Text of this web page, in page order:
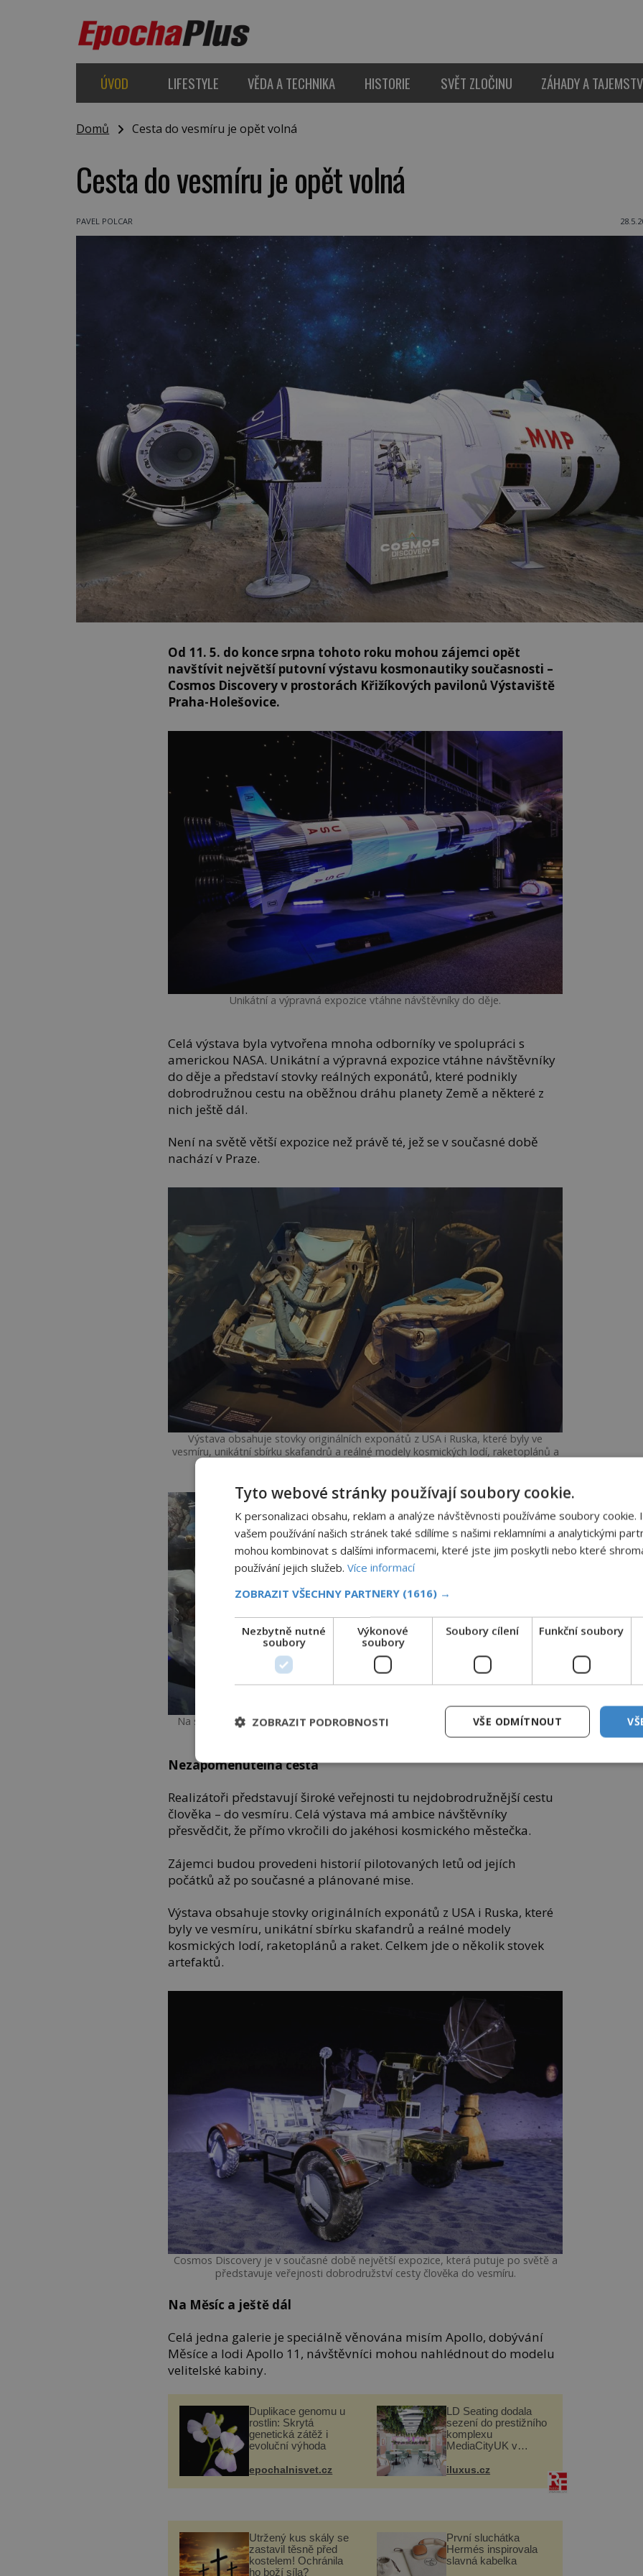
ÚVOD LIFESTYLE VĚDA A TECHNIKA HISTORIE SVĚT ZLOČINU ZÁHADY A
Domů Cesta do vesmíru je opět volná
Cesta do vesmíru je opět volná
PAVEL POLCAR
Od 11. 5. do konce srpna tohoto roku mohou zájemci opět
navštívit největší putovní výstavu kosmonautiky současnosti –
Cosmos Discovery v prostorách Křižíkových pavilonů Výstaviště
Praha-Holešovice.
Unikátní a výpravná expozice vtáhne návštěvníky do děje.
Celá výstava byla vytvořena mnoha odborníky ve spolupráci s
americkou NASA. Unikátní a výpravná expozice vtáhne návštěvníky
do děje a představí stovky reálných exponátů, které podnikly
dobrodružnou cestu na oběžnou dráhu planety Země a některé z
nich ještě dál.
Není na světě větší expozice než právě té, jež se v současné době
nachází v Praze.
Výstava obsahuje stovky originálních exponátů z USA i Ruska, které byly ve
vesmíru, unikátní sbírku skafandrů a reálné modely kosmických lodí, raketoplánů a
Na své si přijdou všechny generace a speciální program je připraven i pro školní
Nezapomenutelná cesta
Realizátoři představují široké veřejnosti tu nejdobrodružnější cestu
člověka – do vesmíru. Celá výstava má ambice návštěvníky
přesvědčit, že přímo vkročili do jakéhosi kosmického městečka.
Zájemci budou provedeni historií pilotovaných letů od jejích
počátků až po současné a plánované mise.
Výstava obsahuje stovky originálních exponátů z USA i Ruska, které
byly ve vesmíru, unikátní sbírku skafandrů a reálné modely
kosmických lodí, raketoplánů a raket. Celkem jde o několik stovek
artefaktů.
Cosmos Discovery je v současné době největší expozice, která putuje po světě a
představuje veřejnosti dobrodružství cesty člověka do vesmíru.
Na Měsíc a ještě dál
Celá jedna galerie je speciálně věnována misím Apollo, dobývání
Měsíce a lodi Apollo 11, návštěvníci mohou nahlédnout do modelu
velitelské kabiny.
Duplikace genomu u
rostlin: Skrytá
genetická zátěž i
evoluční výhoda
epochalnisvet.cz
LD Seating dodala
sezení do prestižního
komplexu
MediaCityUK v
iluxus.cz
Utržený kus skály se
zastavil těsně před
kostelem! Ochránila
ho boží síla?
První sluchátka
Hermés inspirovala
slavná kabelka
Tyto webové stránky používají soubory cookie.
K personalizaci obsahu, reklam a analýze návštěvnosti používáme soubory cookie.
vašem používání našich stránek také sdílíme s našimi reklamními a analytickými
mohou kombinovat s dalšími informacemi, které jste jim poskytli nebo které
používání jejich služeb. Více informací
ZOBRAZIT VŠECHNY PARTNERY (1616) →
Nezbytně nutné
soubory
Výkonové
soubory
Soubory cílení Funkční soubory
VŠE ODMÍTNOUT
ZOBRAZIT PODROBNOSTI